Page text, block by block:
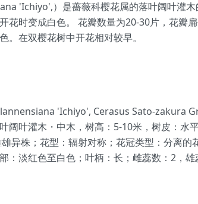
'Ichiyo',）是薔薇科樱花属的落叶阔叶灌
花时变成白色。 花瓣数量为20-30片，花瓣
。在双樱花树中开花相对较早。
'Ichiyo', Cerasus Sato-zakura
阔叶灌木・中木，树高：5-10米，树皮：
异株；花型：辐射对称；花冠类型：分离
：淡红色至白色；叶柄：长；雌蕊数：2，